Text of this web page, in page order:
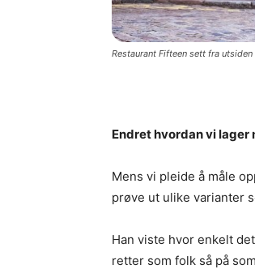
Restaurant Fifteen sett fra utsiden
Endret hvordan vi lager
Mens vi pleide å måle
prøve ut ulike varianter
Han viste hvor enkelt
retter som folk så på